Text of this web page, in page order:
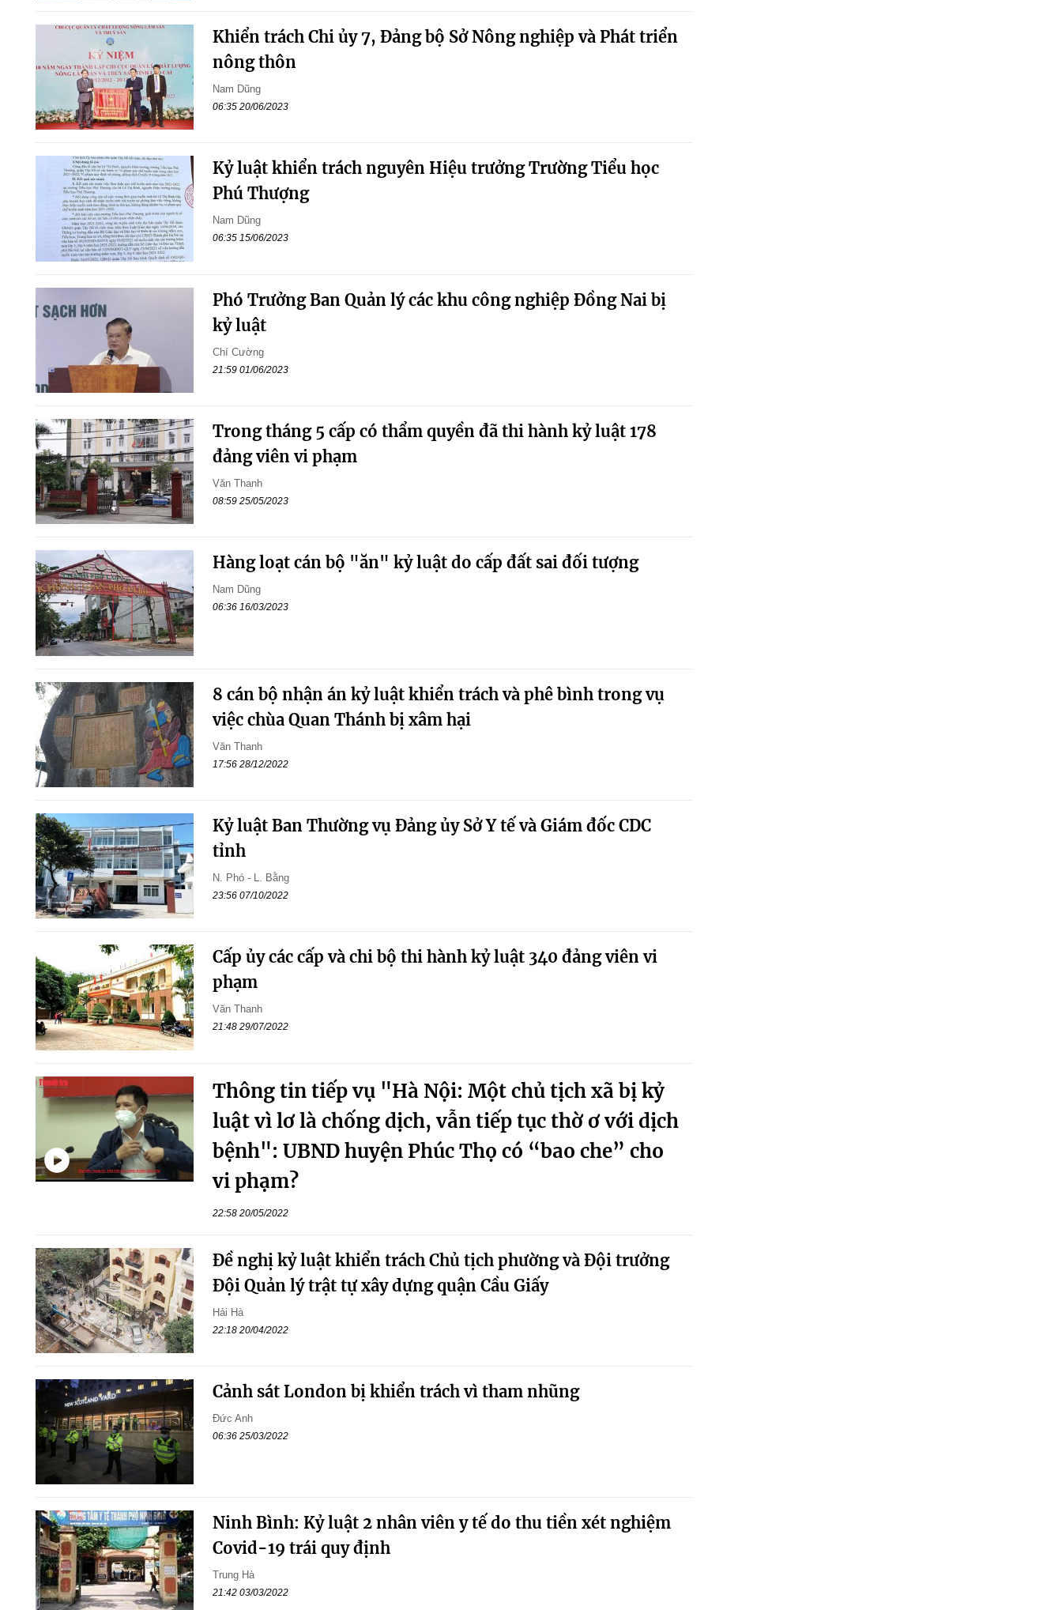
Khiển trách Chi ủy 7, Đảng bộ Sở Nông nghiệp và Phát triển
nông thôn
Nam Dũng
06:35 20/06/2023
Kỷ luật khiển trách nguyên Hiệu trưởng Trường Tiểu học
Phú Thượng
Nam Dũng
06:35 15/06/2023
Phó Trưởng Ban Quản lý các khu công nghiệp Đồng Nai bị
kỷ luật
Chí Cường
21:59 01/06/2023
Trong tháng 5 cấp có thẩm quyền đã thi hành kỷ luật 178
đảng viên vi phạm
Văn Thanh
08:59 25/05/2023
Hàng loạt cán bộ "ăn" kỷ luật do cấp đất sai đối tượng
Nam Dũng
06:36 16/03/2023
8 cán bộ nhận án kỷ luật khiển trách và phê bình trong vụ
việc chùa Quan Thánh bị xâm hại
Văn Thanh
17:56 28/12/2022
Kỷ luật Ban Thường vụ Đảng ủy Sở Y tế và Giám đốc CDC
tỉnh
N. Phó - L. Bằng
23:56 07/10/2022
Cấp ủy các cấp và chi bộ thi hành kỷ luật 340 đảng viên vi
phạm
Văn Thanh
21:48 29/07/2022
Thông tin tiếp vụ "Hà Nội: Một chủ tịch xã bị kỷ
luật vì lơ là chống dịch, vẫn tiếp tục thờ ơ với dịch
bệnh": UBND huyện Phúc Thọ có “bao che” cho
vi phạm?
22:58 20/05/2022
Đề nghị kỷ luật khiển trách Chủ tịch phường và Đội trưởng
Đội Quản lý trật tự xây dựng quận Cầu Giấy
Hải Hà
22:18 20/04/2022
Cảnh sát London bị khiển trách vì tham nhũng
Đức Anh
06:36 25/03/2022
Ninh Bình: Kỷ luật 2 nhân viên y tế do thu tiền xét nghiệm
Covid-19 trái quy định
Trung Hà
21:42 03/03/2022